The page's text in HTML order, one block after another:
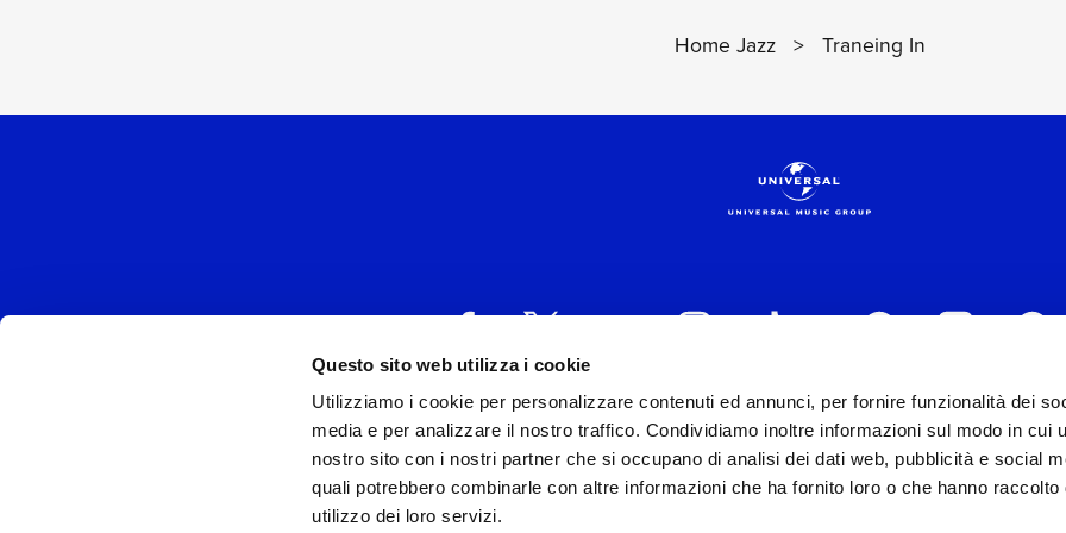
Questo sito web utilizza i cookie
Utilizziamo i cookie per personalizzare contenuti ed annunci, per fornire funzionalità dei
media e per analizzare il nostro traffico. Condividiamo inoltre informazioni sul modo in cui
nostro sito con i nostri partner che si occupano di analisi dei dati web, pubblicità e social
quali potrebbero combinarle con altre informazioni che ha fornito loro o che hanno raccolto
utilizzo dei loro servizi.
Home Jazz > Traneing In
UNIVERSAL MUSIC ITALIA s.r.l. (Società con unico socio) | Via Nervesa,
P.IVA IT03802730154 Iscritta al REA di Milano con il numero 966135 in
Capitale sociale Euro 2.000.000 interamente versato.
Universal Music Italia, nel rispetto delle best practices in tema di corporate compliance ed al fine di